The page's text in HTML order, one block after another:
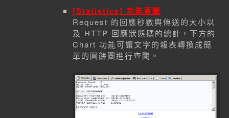
[Statistics] 功能頁籤
Request 的回應秒數與傳送的大小以
及 HTTP 回應狀態碼的總計，下方的
Chart 功能可讓文字的報表轉換成簡
單的圓餅圖進行查閱。